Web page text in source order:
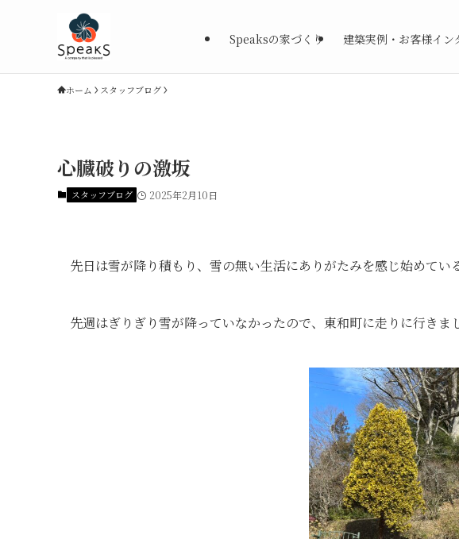
Speaksの家づくり 建築実例・お客様イン
ホーム スタッフブログ
心臓破りの激坂
スタッフブログ 2025年2月10日
先日は雪が降り積もり、雪の無い生活にありがたみを感じ始めてい
先週はぎりぎり雪が降っていなかったので、東和町に走りに行きま